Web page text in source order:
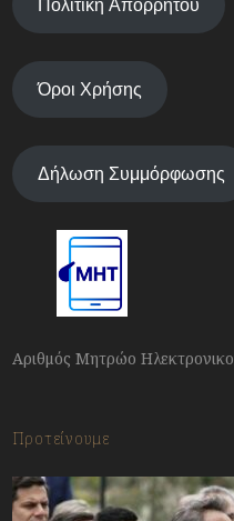
Πολιτική Απορρήτου
Όροι Χρήσης
Δήλωση Συμμόρφωσης
Αριθμός Μητρώο
Προτείνουμε